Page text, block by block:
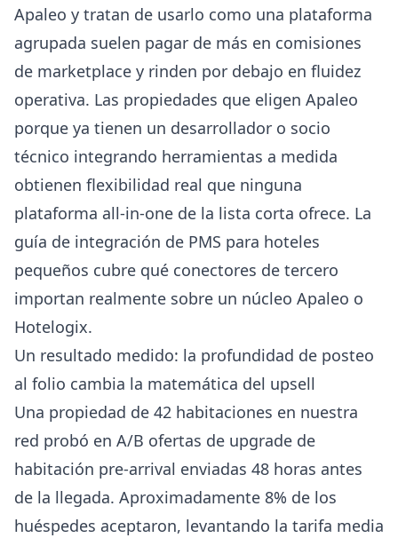
Apaleo y tratan de usarlo como una plataforma
agrupada suelen pagar de más en comisiones
de marketplace y rinden por debajo en fluidez
operativa. Las propiedades que eligen Apaleo
porque ya tienen un desarrollador o socio
técnico integrando herramientas a medida
obtienen flexibilidad real que ninguna
plataforma all-in-one de la lista corta ofrece. La
guía de integración de PMS para hoteles
pequeños cubre qué conectores de tercero
importan realmente sobre un núcleo Apaleo o
Hotelogix.
Un resultado medido: la profundidad de posteo
al folio cambia la matemática del upsell
Una propiedad de 42 habitaciones en nuestra
red probó en A/B ofertas de upgrade de
habitación pre-arrival enviadas 48 horas antes
de la llegada. Aproximadamente 8% de los
huéspedes aceptaron, levantando la tarifa media